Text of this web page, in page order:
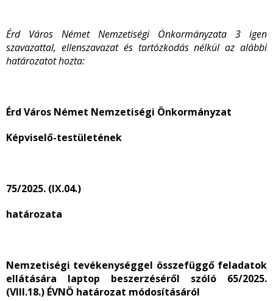
Érd Város Német Nemzetiségi Önkormányzata 3 igen
szavazattal, ellenszavazat és tartózkodás nélkül az alábbi
határozatot hozta:
Érd Város Német Nemzetiségi Önkormányzat
Képviselő-testületének
75/2025. (IX.04.)
határozata
Nemzetiségi tevékenységgel összefüggő feladatok
ellátására laptop beszerzéséről szóló 65/2025.
(VIII.18.) ÉVNÖ határozat módosításáról